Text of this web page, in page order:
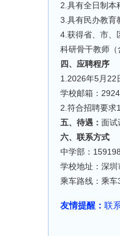
2.具有全日制本
3.具有民办教育
4.获得省、市、
科研骨干教师（
四、应聘程序
1.2026年5月22
学校邮箱：
2.符合招聘要求
五、待遇： 面试
六、联系方式
中学部：
学校地址：深圳
乘车路线：乘车
友情提醒： 联